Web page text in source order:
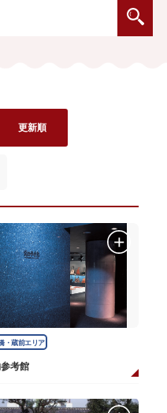
更新順
・蔵前エリア
考館